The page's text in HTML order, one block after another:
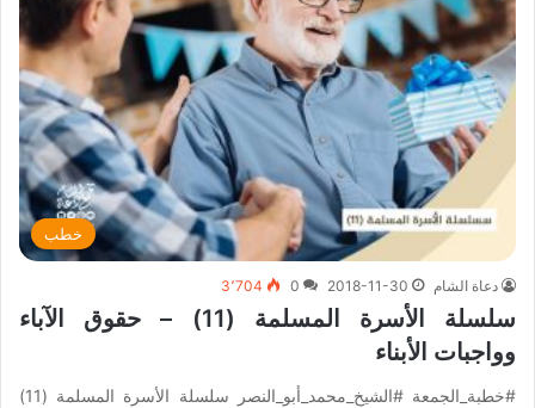
خطب
دعاة الشام 2018-11-30
0 3٬704
سلسلة الأسرة المسلمة (11) – حقوق الآباء
وواجبات الأبناء
#خطبة_الجمعة #الشيخ_محمد_أبو_النصر سلسلة الأسرة المسلمة (11)